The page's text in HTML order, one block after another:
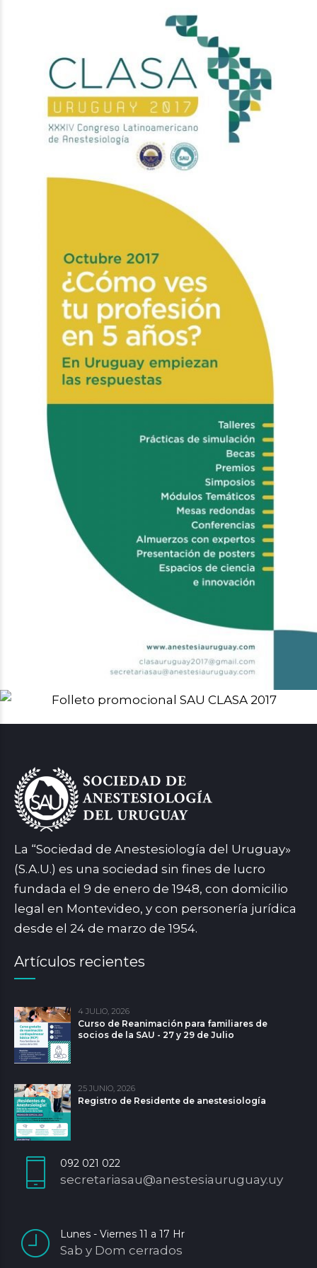
La “Sociedad de Anestesiología del Uruguay»
(S.A.U.) es una sociedad sin fines de lucro
fundada el 9 de enero de 1948, con domicilio
legal en Montevideo, y con personería jurídica
desde el 24 de marzo de 1954.
Artículos recientes
4 JULIO, 2026
Curso de Reanimación para familiares de
socios de la SAU - 27 y 29 de Julio
25 JUNIO, 2026
Registro de Residente de anestesiología
092 021 022
secretariasau@anestesiauruguay.uy
Lunes - Viernes 11 a 17 Hr
Sab y Dom cerrados